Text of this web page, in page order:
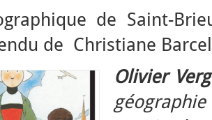
de Saint-
de Christiane
Olivier